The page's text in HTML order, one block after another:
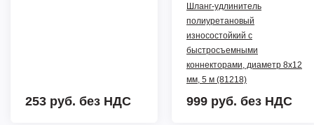
253 руб. без НДС
Шланг-удлинитель
полиуретановый
износостойкий с
быстросъемными
коннекторами, диаметр 8х12
мм, 5 м (81218)
999 руб. без НДС